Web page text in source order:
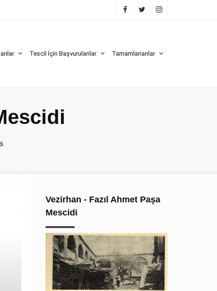
Tescil İçin Başvurulanlar Tamamlananlar
Vezirhan - Fazıl Ahmet Paşa
Mescidi